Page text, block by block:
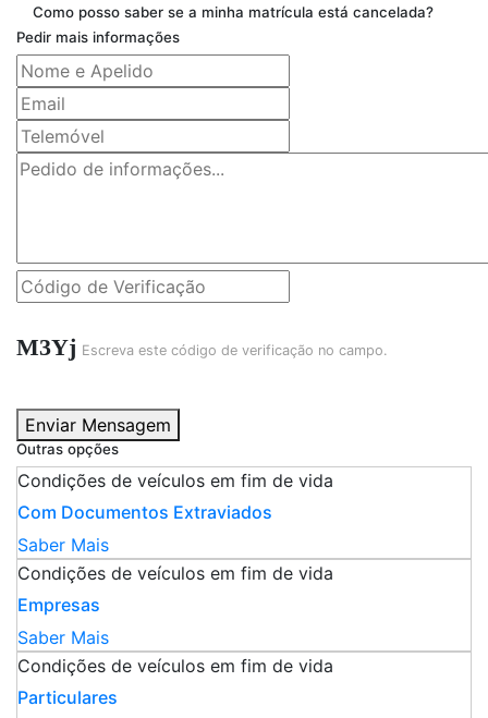
Como posso saber se a minha matrícula está cancelada?
Pedir mais informações
M3Yj Escreva este código de verificação no campo.
Enviar Mensagem
Outras opções
Condições de veículos em fim de vida
Com Documentos Extraviados
Saber Mais
Condições de veículos em fim de vida
Empresas
Saber Mais
Condições de veículos em fim de vida
Particulares